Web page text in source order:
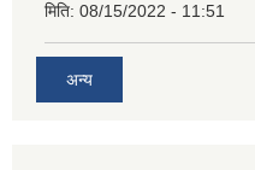
मिति: 08/15/2022 - 11:51
अन्य